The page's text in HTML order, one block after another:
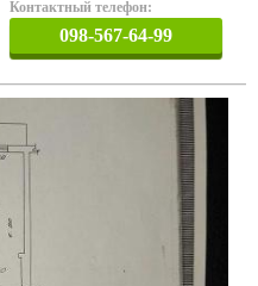
Контактный телефон:
098-567-64-99